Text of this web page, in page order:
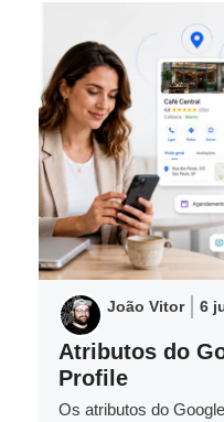
João Vitor 6
Atributos do
Profile
Os atributos do